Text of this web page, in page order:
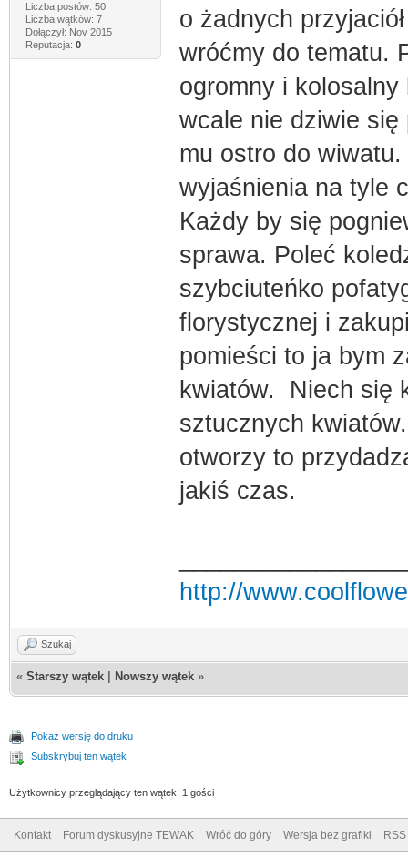
Liczba postów: 50
Liczba wątków: 7
Dołączył: Nov 2015
Reputacja: 0
o żadnych
wróćmy do tematu.
ogromny i kolosalny
wcale nie dziwie się
mu ostro do
wyjaśnienia na tyle
Każdy by się
sprawa. Poleć
szybciuteńko
florystycznej i
pomieści to ja bym
kwiatów. Niech się
sztucznych
otworzy to
jakiś czas.
http://
Szukaj
« Starszy wątek Nowszy wątek »
Pokaż wersję do druku
Subskrybuj ten wątek
Użytkownicy przeglądający ten wątek: 1 gości
Kontakt Forum dyskusyjne TEWAK Wróć do góry Wersja bez grafiki RSS